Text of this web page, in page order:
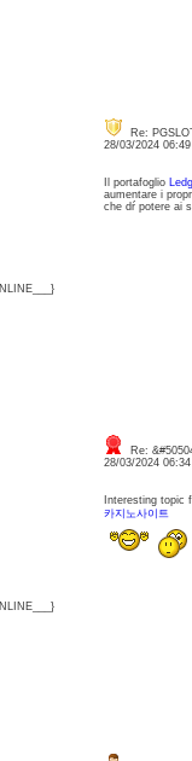
Re:
28/03/2024
Il portafoglio
aumentare i
che dŕ potere ai
Re:
28/03/2024
Interesting topic
카지노사이트